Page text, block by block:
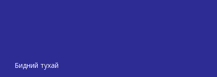
Бидний тухай